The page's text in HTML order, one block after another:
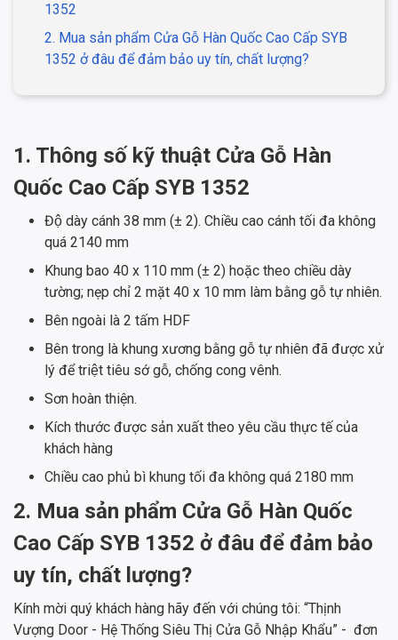
1352
2. Mua sản phẩm Cửa Gỗ Hàn Quốc Cao Cấp SYB
1352 ở đâu để đảm bảo uy tín, chất lượng?
1. Thông số kỹ thuật Cửa Gỗ Hàn
Quốc Cao Cấp SYB 1352
Độ dày cánh 38 mm (± 2). Chiều cao cánh tối đa không
quá 2140 mm
Khung bao 40 x 110 mm (± 2) hoặc theo chiều dày
tường; nẹp chỉ 2 mặt 40 x 10 mm làm bằng gỗ tự nhiên.
Bên ngoài là 2 tấm HDF
Bên trong là khung xương bằng gỗ tự nhiên đã được xử
lý để triệt tiêu sớ gỗ, chống cong vênh.
Sơn hoàn thiện.
Kích thước được sản xuất theo yêu cầu thực tế của
khách hàng
Chiều cao phủ bì khung tối đa không quá 2180 mm
2. Mua sản phẩm Cửa Gỗ Hàn Quốc
Cao Cấp SYB 1352 ở đâu để đảm bảo
uy tín, chất lượng?
Kính mời quý khách hàng hãy đến với chúng tôi: “Thịnh
Vượng Door - Hệ Thống Siêu Thị Cửa Gỗ Nhập Khẩu” - đơn